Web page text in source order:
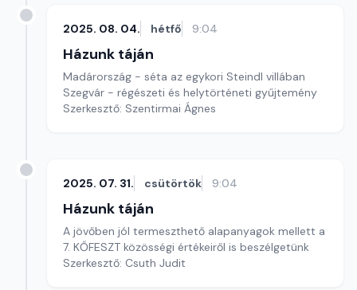
2025. 08. 04. hétfő 9:04
Házunk táján
Madárország - séta az egykori Steindl villában
Szegvár - régészeti és helytörténeti gyűjtemény
Szerkesztő: Szentirmai Ágnes
2025. 07. 31. csütörtök 9:04
Házunk táján
A jövőben jól termeszthető alapanyagok mellett a
7. KŐFESZT közösségi értékeiről is beszélgetünk
Szerkesztő: Csuth Judit